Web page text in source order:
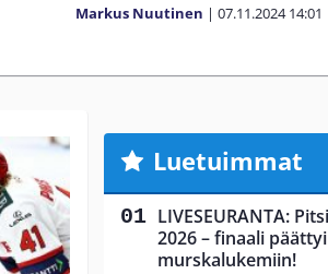
Markus Nuutinen | 07.11.2024 14:01
Luetuimmat
LIVESEURANTA:
2026 – finaali päättyi
murskalukemiin!